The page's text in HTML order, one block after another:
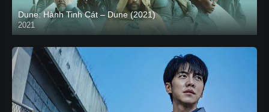
Dune: Hành Tinh Cát – Dune (2021)
2021
HD VIETSUB